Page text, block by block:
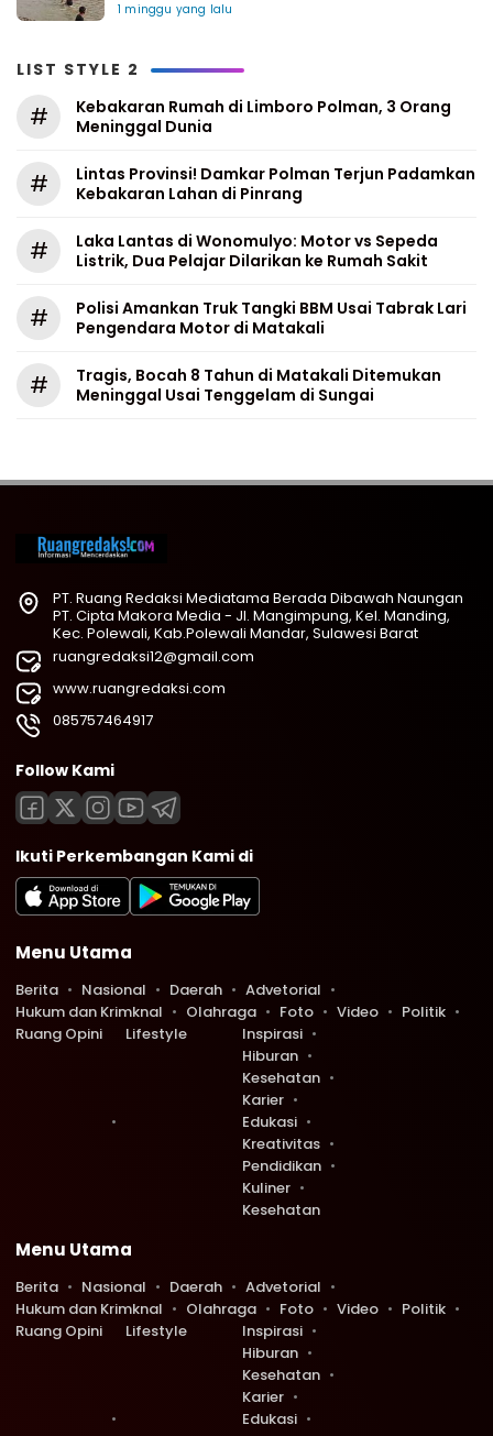
1 minggu yang lalu
LIST STYLE 2
#
Kebakaran Rumah di Limboro Polman, 3 Orang
Meninggal Dunia
#
Lintas Provinsi! Damkar Polman Terjun Padamkan
Kebakaran Lahan di Pinrang
#
Laka Lantas di Wonomulyo: Motor vs Sepeda
Listrik, Dua Pelajar Dilarikan ke Rumah Sakit
#
Polisi Amankan Truk Tangki BBM Usai Tabrak Lari
Pengendara Motor di Matakali
#
Tragis, Bocah 8 Tahun di Matakali Ditemukan
Meninggal Usai Tenggelam di Sungai
PT. Ruang Redaksi Mediatama Berada Dibawah Naungan
PT. Cipta Makora Media - Jl. Mangimpung, Kel. Manding,
Kec. Polewali, Kab.Polewali Mandar, Sulawesi Barat
ruangredaksi12@gmail.com
www.ruangredaksi.com
085757464917
Follow Kami
Ikuti Perkembangan Kami di
Menu Utama
Berita Nasional Daerah
Advetorial
Hukum dan Krimknal
Olahraga Foto Video
Politik
Ruang Opini
Lifestyle
Inspirasi
Hiburan
Kesehatan
Karier
Edukasi
Kreativitas
Pendidikan
Kuliner
Kesehatan
Menu Utama
Berita Nasional Daerah
Advetorial
Hukum dan Krimknal
Olahraga Foto Video
Politik
Ruang Opini
Lifestyle
Inspirasi
Hiburan
Kesehatan
Karier
Edukasi